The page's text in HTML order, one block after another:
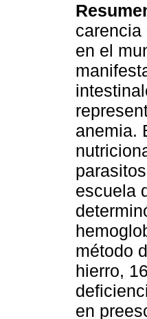
carencia
en el
anemia.
escuela
método
hierro,
en